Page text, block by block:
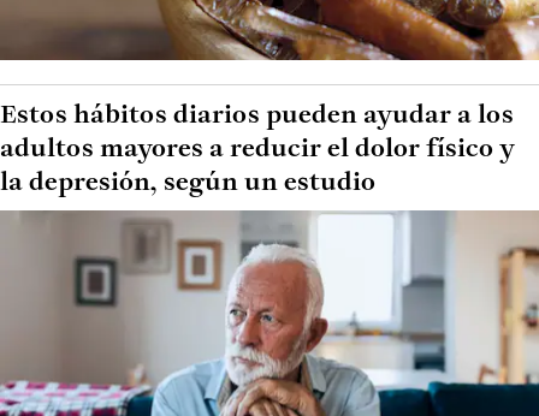
Estos hábitos diarios pueden ayudar a los
adultos mayores a reducir el dolor físico y
la depresión, según un estudio